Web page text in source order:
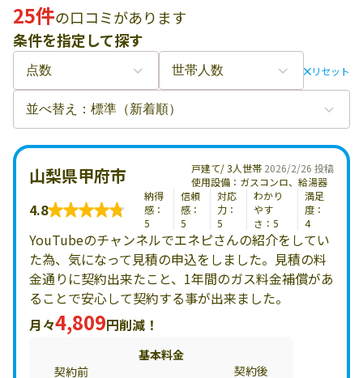
25件の口コミがあります
条件を指定して探す
リセット
2026/2/26 投稿
山梨県甲府市
戸建て/ 3人世帯
使用設備：ガスコンロ、給湯器
4.8
納得
感：
5
信頼
感：
5
対応
力：
5
わかり
やす
さ：5
満足
度：
4
YouTubeのチャンネルでエネピさんの紹介をしてい
た為、気になって見積の申込をしました。見積の料
金通りに契約出来たこと、1年間のガス料金補償があ
ることで安心して契約する事が出来ました。
月々4,809円削減！
基本料金
契約前
契約後